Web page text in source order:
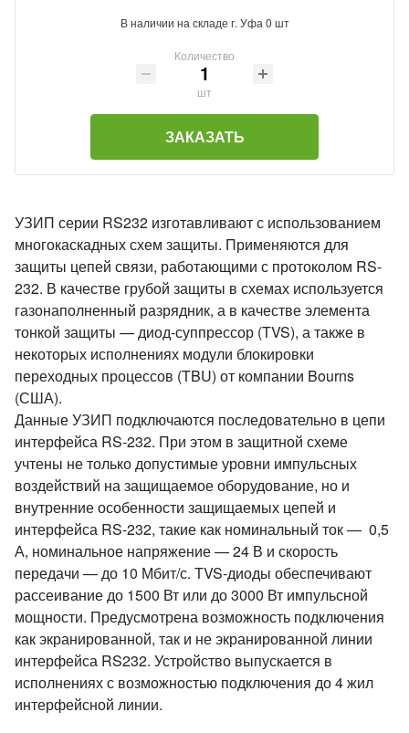
В наличии на складе г. Уфа 0 шт
Количество
шт
ЗАКАЗАТЬ
УЗИП серии RS232 изготавливают с использованием
многокаскадных схем защиты. Применяются для
защиты цепей связи, работающими с протоколом RS-
232. В качестве грубой защиты в схемах используется
газонаполненный разрядник, а в качестве элемента
тонкой защиты — диод-суппрессор (TVS), а также в
некоторых исполнениях модули блокировки
переходных процессов (TBU) от компании Bourns
(США).
Данные УЗИП подключаются последовательно в цепи
интерфейса RS-232. При этом в защитной схеме
учтены не только допустимые уровни импульсных
воздействий на защищаемое оборудование, но и
внутренние особенности защищаемых цепей и
интерфейса RS-232, такие как номинальный ток — 0,5
А, номинальное напряжение — 24 В и скорость
передачи — до 10 Мбит/с. TVS-диоды обеспечивают
рассеивание до 1500 Вт или до 3000 Вт импульсной
мощности. Предусмотрена возможность подключения
как экранированной, так и не экранированной линии
интерфейса RS232. Устройство выпускается в
исполнениях с возможностью подключения до 4 жил
интерфейсной линии.